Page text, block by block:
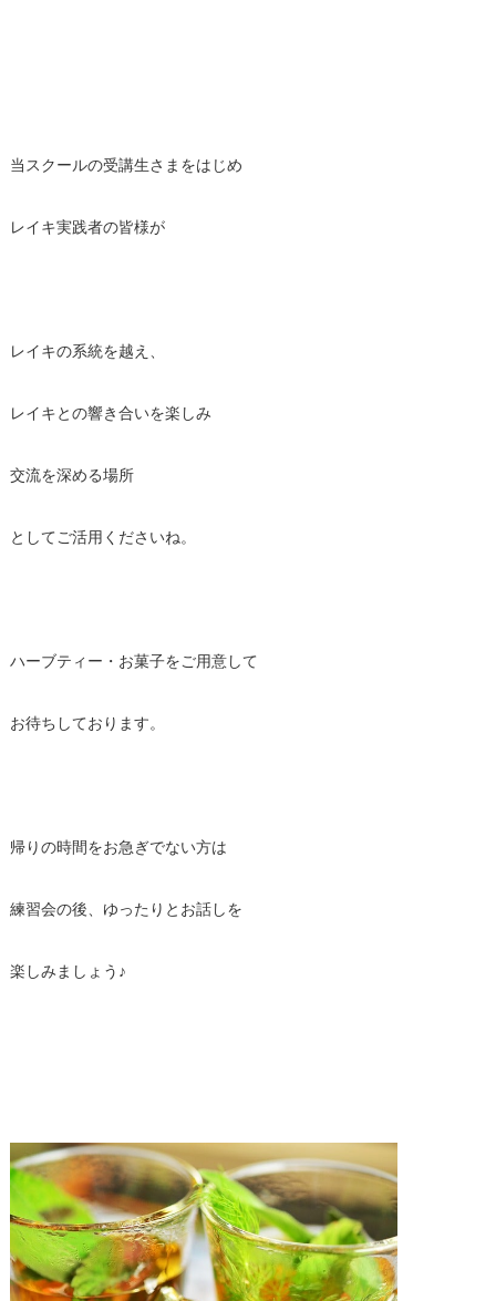
当スクールの受講生さまをはじめ
レイキ実践者の皆様が
レイキの系統を越え、
レイキとの響き合いを楽しみ
交流を深める場所
としてご活用くださいね。
ハーブティー・お菓子をご用意して
お待ちしております。
帰りの時間をお急ぎでない方は
練習会の後、ゆったりとお話しを
楽しみましょう♪